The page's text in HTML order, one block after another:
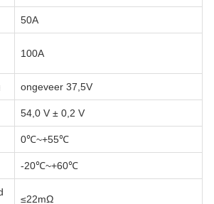
50A
100A
ongeveer 37,5V
54,0 V ± 0,2 V
0℃~+55℃
-20℃~+60℃
≤22mΩ